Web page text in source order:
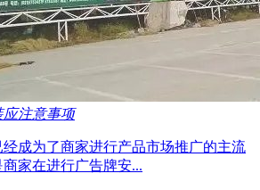
应注意事项
成为了商家进行产品市场推广的主流
家在进行广告牌安...